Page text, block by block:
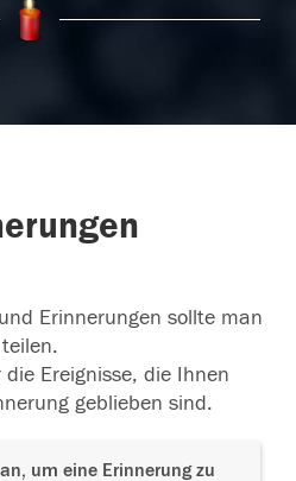
Erinnerungen sollte man
teilen.
Ereignisse, die Ihnen
geblieben sind.
um eine Erinnerung zu